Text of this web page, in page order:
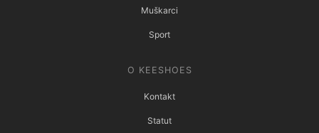
Muškarci
Sport
O KEESHOES
Kontakt
Statut